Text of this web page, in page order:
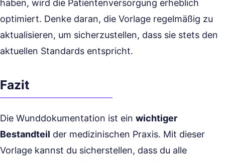
haben, wird die Patientenversorgung erheblich
optimiert. Denke daran, die Vorlage regelmäßig zu
aktualisieren, um sicherzustellen, dass sie stets den
aktuellen Standards entspricht.
Fazit
Die Wunddokumentation ist ein wichtiger
Bestandteil der medizinischen Praxis. Mit dieser
Vorlage kannst du sicherstellen, dass du alle